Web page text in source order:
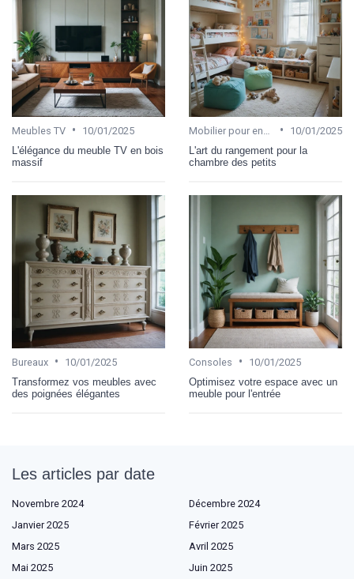
Meubles TV •
10/01/2025
L'élégance du meuble TV en bois
massif
•
10/01/2025
L'art du rangement pour la
chambre des petits
Bureaux •
10/01/2025
Transformez vos meubles avec
des poignées élégantes
Consoles •
10/01/2025
Optimisez votre espace avec un
meuble pour l'entrée
Les articles par date
Novembre 2024
Décembre 2024
Janvier 2025
Février 2025
Mars 2025
Avril 2025
Mai 2025
Juin 2025